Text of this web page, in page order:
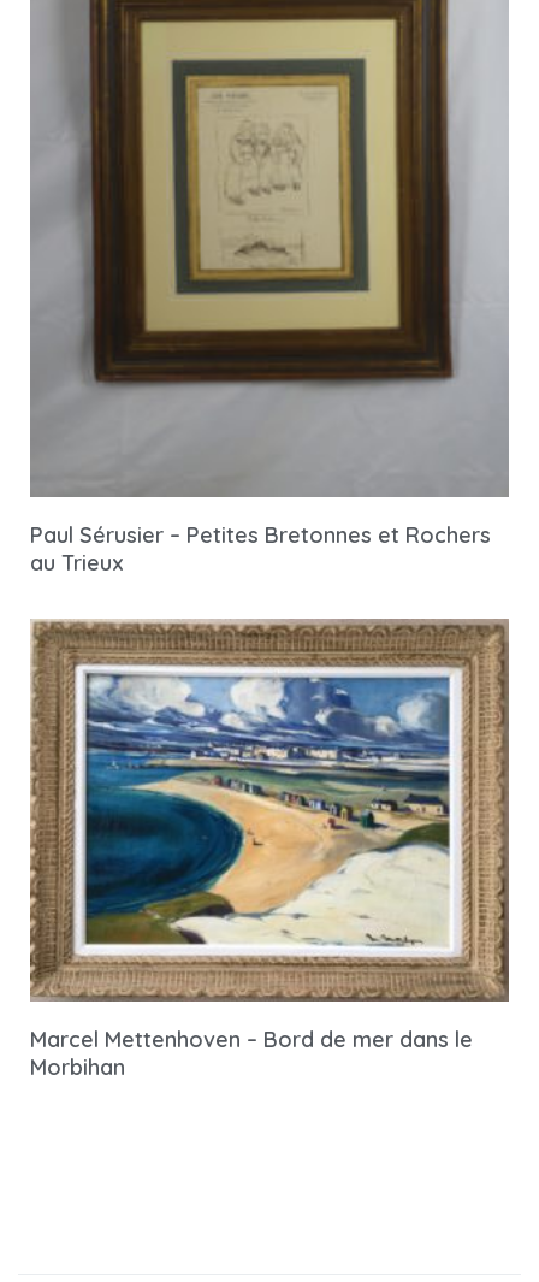
Paul Sérusier – Petites Bretonnes et Rochers
au Trieux
Marcel Mettenhoven – Bord de mer dans le
Morbihan